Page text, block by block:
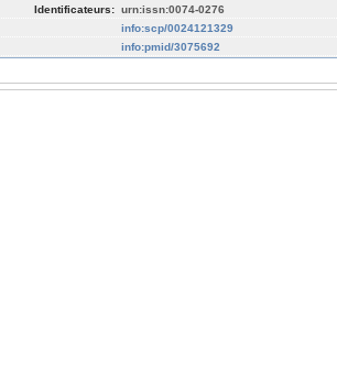
Identificateurs: urn:issn:0074-0276
info:scp/0024121329
info:pmid/3075692